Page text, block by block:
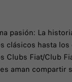
pasión: La
clásicos hasta
Clubs Fiat/Club
aman compartir